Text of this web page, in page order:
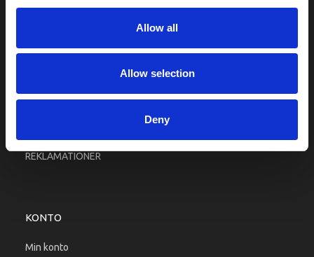
Allow all
Allow selection
Deny
Fragt og levering
Betingelser & Vilkår
Købsgaranti
REKLAMATIONER
KONTO
Min konto